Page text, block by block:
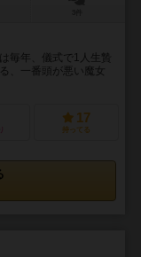
毎年、儀式で1人生贄
、一番頭が悪い魔女
17
持ってる